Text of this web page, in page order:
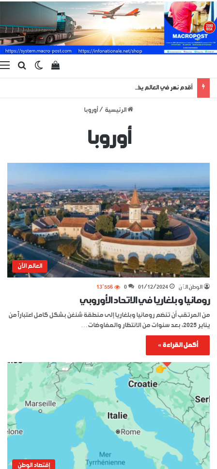
بحثالوضع
إستعراض سلة
أقدم نهر في العالم يظهر لبضعة أيام منذ 400 مليون سنة !
الرئيسية / أوروبا
أوروبا
العالم الآن
الوطن الٱن 01/12/2024
0 13٬556
رومانيا و بلغاريا في الاتحاد الأوروبي
من المرتقب أن تنضم رومانيا وبلغاريا إلى منطقة شنغن بشكل كامل اعتباراً من
يناير 2025، بعد سنوات من الانتظار والمفاوضات…
أكمل القراءة »
إقتصاد الوطن